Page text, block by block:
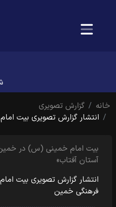
خانه
گزارش تصویری
انتشار گزارش تصویری بیت
بیت امام خمینی (س) در خمین
آستان آفتاب»
انتشار گزارش تصویری بیت
فرهنگی خمین